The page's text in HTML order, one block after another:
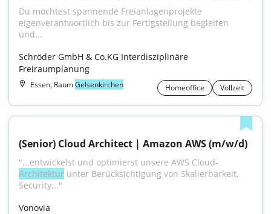
Du möchtest spannende Freianlagenprojekte
eigenverantwortlich bis zur Fertigstellung begleiten
und...
Schröder GmbH & Co.KG Interdisziplinäre
Freiraumplanung
Essen, RaumGelsenkirchen Homeoffice Vollzeit
(Senior) Cloud Architect | Amazon AWS (m/w/d)
"...entwickelst und optimierst unsere AWS Cloud-
Architektur unter Berücksichtigung von Skalierbarkeit,
Security..."
Vonovia